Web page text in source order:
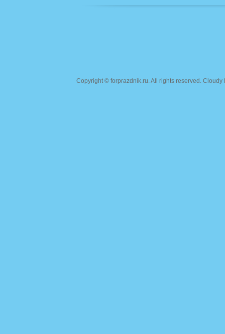
Copyright © forprazdnik.ru. All rights reserved.